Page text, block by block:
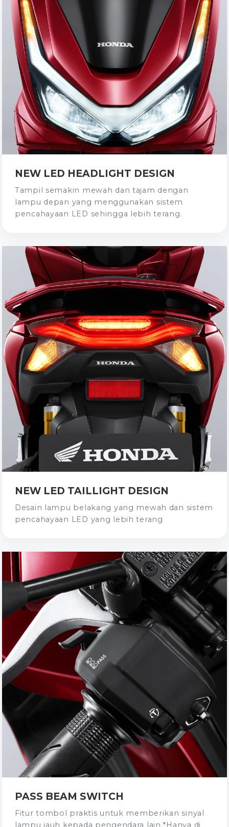
NEW LED HEADLIGHT DESIGN
Tampil semakin mewah dan tajam dengan
lampu depan yang menggunakan sistem
pencahayaan LED sehingga lebih terang.
NEW LED TAILLIGHT DESIGN
Desain lampu belakang yang mewah dan sistem
pencahayaan LED yang lebih terang
PASS BEAM SWITCH
Fitur tombol praktis untuk memberikan sinyal
lampu jauh kepada pengendara lain.*Hanya di